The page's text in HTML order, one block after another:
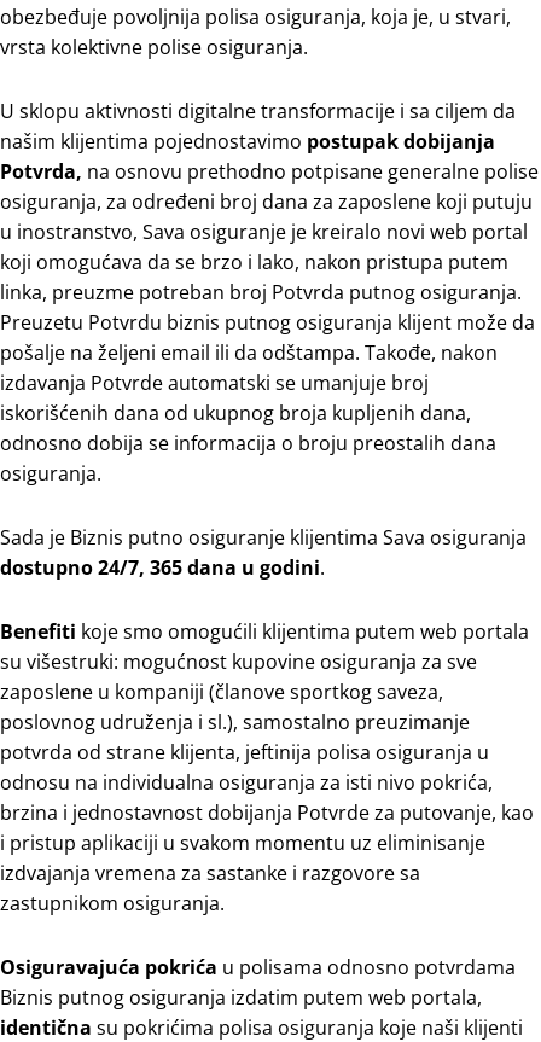
obezbeđuje povoljnija polisa osiguranja, koja je, u stvari,
vrsta kolektivne polise osiguranja.
U sklopu aktivnosti digitalne transformacije i sa ciljem da
našim klijentima pojednostavimo postupak dobijanja
Potvrda, na osnovu prethodno potpisane generalne polise
osiguranja, za određeni broj dana za zaposlene koji putuju
u inostranstvo, Sava osiguranje je kreiralo novi web portal
koji omogućava da se brzo i lako, nakon pristupa putem
linka, preuzme potreban broj Potvrda putnog osiguranja.
Preuzetu Potvrdu biznis putnog osiguranja klijent može da
pošalje na željeni email ili da odštampa. Takođe, nakon
izdavanja Potvrde automatski se umanjuje broj
iskorišćenih dana od ukupnog broja kupljenih dana,
odnosno dobija se informacija o broju preostalih dana
osiguranja.
Sada je Biznis putno osiguranje klijentima Sava osiguranja
dostupno 24/7, 365 dana u godini.
Benefiti koje smo omogućili klijentima putem web portala
su višestruki: mogućnost kupovine osiguranja za sve
zaposlene u kompaniji (članove sportkog saveza,
poslovnog udruženja i sl.), samostalno preuzimanje
potvrda od strane klijenta, jeftinija polisa osiguranja u
odnosu na individualna osiguranja za isti nivo pokrića,
brzina i jednostavnost dobijanja Potvrde za putovanje, kao
i pristup aplikaciji u svakom momentu uz eliminisanje
izdvajanja vremena za sastanke i razgovore sa
zastupnikom osiguranja.
Osiguravajuća pokrića u polisama odnosno potvrdama
Biznis putnog osiguranja izdatim putem web portala,
identična su pokrićima polisa osiguranja koje naši klijenti